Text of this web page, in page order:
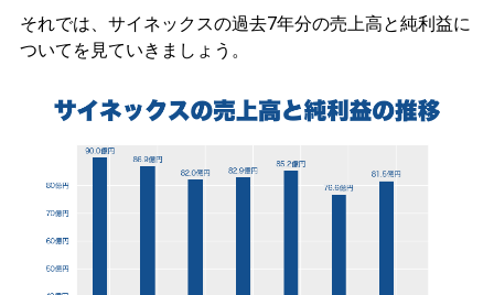
それでは、サイネックスの過去7年分の売上高と純利益に
ついてを見ていきましょう。